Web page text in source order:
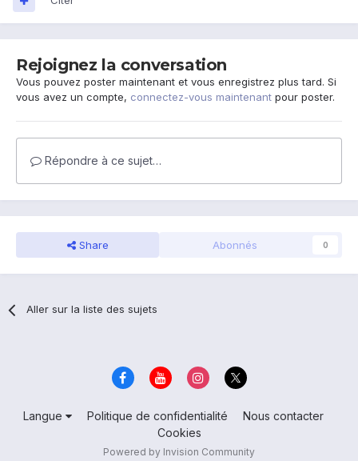
Rejoignez la conversation
Vous pouvez poster maintenant et vous enregistrez plus tard. Si
vous avez un compte, connectez-vous maintenant pour poster.
Répondre à ce sujet…
Share Abonnés 0
Aller sur la liste des sujets
Langue Politique de confidentialité
Nous contacter
Cookies
Powered by Invision Community